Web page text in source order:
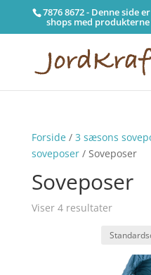
7876 8672 - Denne side
shops med produkterne
Forside/ 3 sæsons
soveposer/ Soveposer
Soveposer
Viser 4 resultater